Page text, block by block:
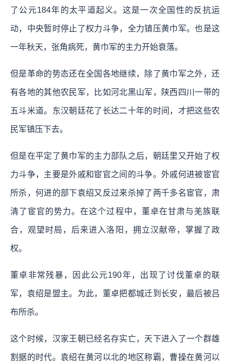
了公元184年的太平道起义。这是一次全国性的反抗运
动，中央暂时停止了权力斗争，全力镇压黄巾军。也是这
一年秋天，张角病死，黄巾军的主力开始衰落。
但是革命的势态还在全国各地继续，除了黄巾军之外，还
有各地的其他农民军，比如河北黑山军，陕西四川一带的
五斗米道。东汉朝廷花了长达二十年的时间，才把这些农
民军镇压下去。
但是在平定了黄巾军的主力部队之后，朝廷里又开始了权
力斗争，主要是外戚和宦官之间的斗争。外戚何进被宦官
所杀，何进的部下袁绍又反过来杀掉了两千多名宦官，肃
清了宦官的势力。在这个过程中，董卓在甘肃与羌族联
合，观望时局，后来进入洛阳，拥立汉献帝，掌握了政
权。
董卓非常残暴，因此公元190年，出现了讨伐董卓的联
军，袁绍是盟主。为此，董卓把都城迁到长安，最后被吕
布所杀。
这个时候，汉家王朝已经名存实亡，天下进入了一个群雄
割据的时代。袁绍在黄河以北的地区称霸，曹操在黄河以